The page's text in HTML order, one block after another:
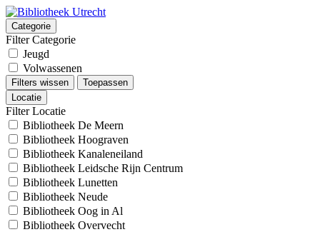
Categorie
Filter Categorie
Jeugd
Volwassenen
Filters wissen
Toepassen
Locatie
Filter Locatie
Bibliotheek De Meern
Bibliotheek Hoograven
Bibliotheek Kanaleneiland
Bibliotheek Leidsche Rijn Centrum
Bibliotheek Lunetten
Bibliotheek Neude
Bibliotheek Oog in Al
Bibliotheek Overvecht